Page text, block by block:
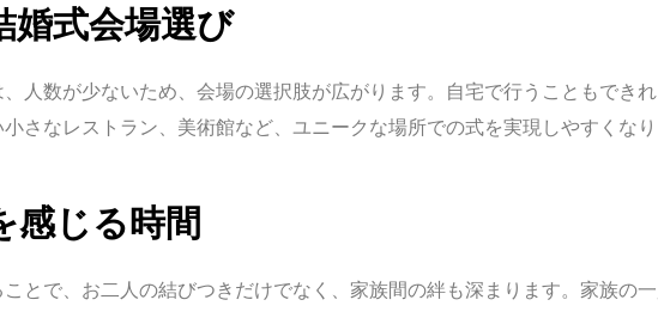
婚式会場選び
人数が少ないため、会場の選択肢が広がります。自宅で行うこともでき
さなレストラン、美術館など、ユニークな場所での式を実現しやすくな
感じる時間
とで、お二人の結びつきだけでなく、家族間の絆も深まります。家族の